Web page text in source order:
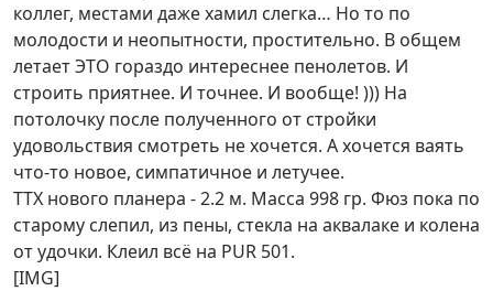
коллег, местами даже хамил слегка… Но то по
молодости и неопытности, простительно. В общем
летает ЭТО гораздо интереснее пенолетов. И
строить приятнее. И точнее. И вообще! ))) На
потолочку после полученного от стройки
удовольствия смотреть не хочется. А хочется ваять
что-то новое, симпатичное и летучее.
ТТХ нового планера - 2.2 м. Масса 998 гр. Фюз пока по
старому слепил, из пены, стекла на аквалаке и колена
от удочки. Клеил всё на PUR 501.
[IMG]